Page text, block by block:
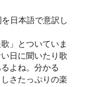
日本語で意訳し
」とついていま
日に聞いたり歌
よね。分かる
さたっぷりの楽